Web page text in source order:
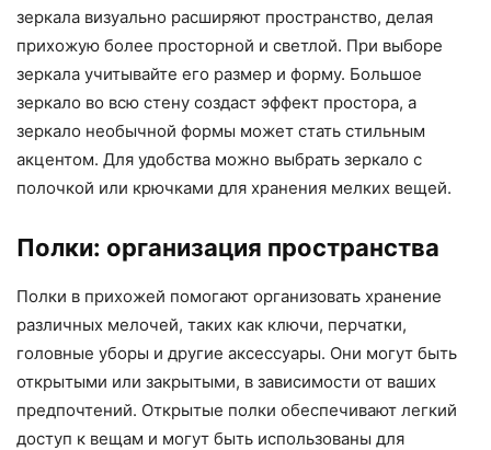
зеркала визуально расширяют пространство, делая
прихожую более просторной и светлой. При выборе
зеркала учитывайте его размер и форму. Большое
зеркало во всю стену создаст эффект простора, а
зеркало необычной формы может стать стильным
акцентом. Для удобства можно выбрать зеркало с
полочкой или крючками для хранения мелких вещей.
Полки: организация пространства
Полки в прихожей помогают организовать хранение
различных мелочей, таких как ключи, перчатки,
головные уборы и другие аксессуары. Они могут быть
открытыми или закрытыми, в зависимости от ваших
предпочтений. Открытые полки обеспечивают легкий
доступ к вещам и могут быть использованы для